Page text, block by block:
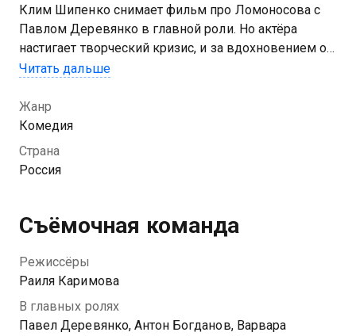
Клим Шипенко снимает фильм про Ломоносова с
Павлом Деревянко в главной роли. Но актёра
настигает творческий кризис, и за вдохновением он
отправляется на родину учёного, которого видит в
глава которых Егор зарабатывает физическим
трудом. Появление Деревянко меняет привычный
уклад местных: Егор боится потерять жену Машу, их
дочь Полина влюбляется в знаменитость, а депутат
Посмотреть онлайн 1 сезон сериала Как Деревянко
Ломоносова играл вы можете совершенно
бесплатно в хорошем HD качестве на Казахтелеком
Читать дальше
Жанр
Комедия
Страна
Россия
Съёмочная команда
Режиссёры
Раиля Каримова
В главных ролях
Павел Деревянко, Антон Богданов, Варвара